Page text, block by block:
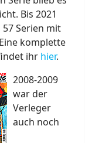
Bis 2021
Serien mit
komplette
ihr hier.
2008-2009
war der
Verleger
auch noch